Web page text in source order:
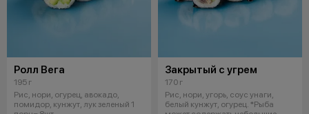
Ролл Вега
195 г
Рис, нори, огурец, авокадо,
помидор, кунжут, лук зеленый 1
Закрытый с угрем
170 г
Рис, нори, угорь, соус унаги,
белый кунжут, огурец. *Рыба